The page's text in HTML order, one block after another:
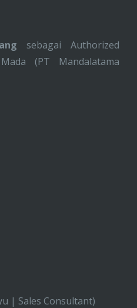
sebagai Authorized
(PT Mandalatama
| Sales Consultant)